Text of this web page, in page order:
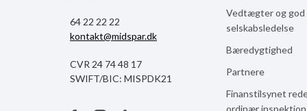
64 22 22 22
kontakt@midspar.dk
CVR 24 74 48 17
SWIFT/BIC: MISPDK21
Vedtægter og god
selskabsledelse
Bæredygtighed
Partnere
Finanstilsynet
ordinær